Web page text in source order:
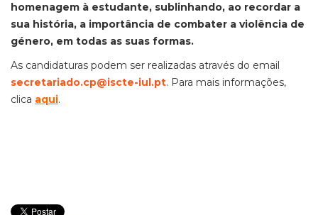
homenagem à estudante, sublinhando, ao recordar a
sua história, a importância de combater a violência de
género, em todas as suas formas.
As candidaturas podem ser realizadas através do email
secretariado.cp@iscte-iul.pt. Para mais informações,
clica aqui.